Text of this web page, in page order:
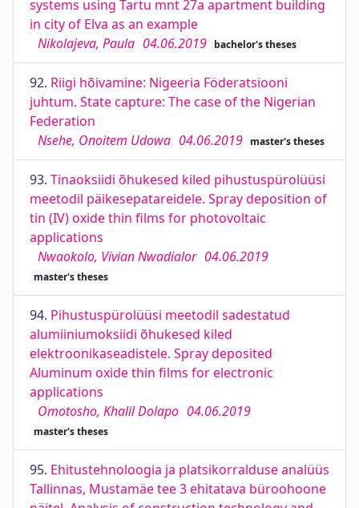
systems using Tartu mnt 27a apartment building
in city of Elva as an example
Nikolajeva, Paula 04.06.2019 bachelor's theses
92. Riigi hõivamine: Nigeeria Föderatsiooni
juhtum. State capture: The case of the Nigerian
Federation
Nsehe, Onoitem Udowa 04.06.2019 master's theses
93. Tinaoksiidi õhukesed kiled pihustuspürolüüsi
meetodil päikesepatareidele. Spray deposition of
tin (IV) oxide thin films for photovoltaic
applications
Nwaokolo, Vivian Nwadialor 04.06.2019
master's theses
94. Pihustuspürolüüsi meetodil sadestatud
alumiiniumoksiidi õhukesed kiled
elektroonikaseadistele. Spray deposited
Aluminum oxide thin films for electronic
applications
Omotosho, Khalil Dolapo 04.06.2019
master's theses
95. Ehitustehnoloogia ja platsikorralduse analüüs
Tallinnas, Mustamäe tee 3 ehitatava büroohoone